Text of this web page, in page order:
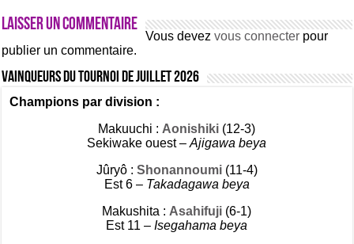
Laisser un commentaire
Vous devezvous connecter pour
publier un commentaire.
Vainqueurs du tournoi de Juillet 2026
Champions par division :
Makuuchi : Aonishiki (12-3)
Sekiwake ouest –Ajigawa beya
Jûryô : Shonannoumi (11-4)
Est 6 – Takadagawa beya
Makushita : Asahifuji (6-1)
Est 11 –Isegahama beya